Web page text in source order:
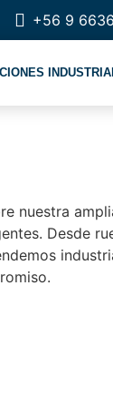
+56 9
nuestra
Desde